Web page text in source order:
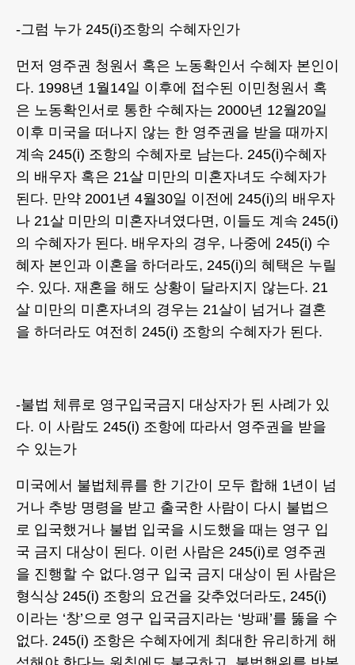
-그럼 누가 245(i)조항의 수혜자인가
먼저 영주권 청원서 혹은 노동확인서 수혜자 본인이
다. 1998년 1월14일 이후에 접수된 이민청원서 혹
은 노동확인서로 통한 수혜자는 2000년 12월20일
이후 미국을 떠나지 않는 한 영주권을 받을 때까지
계속 245(i) 조항의 수혜자로 남는다. 245(i)수혜자
의 배우자 혹은 21살 미만의 미혼자녀도 수혜자가
된다. 만약 2001년 4월30일 이전에 245(i)의 배우자
나 21살 미만의 미혼자녀였다면, 이들도 계속 245(i)
의 수혜자가 된다. 배우자의 경우, 나중에 245(i) 수
혜자 본인과 이혼을 하더라도, 245(i)의 혜택은 누릴
수. 있다. 재혼을 해도 상황이 달라지지 않는다. 21
살 미만의 미혼자녀의 경우는 21살이 넘거나 결혼
을 하더라도 여전히 245(i) 조항의 수혜자가 된다.
-불법 체류로 영구입국금지 대상자가 된 사례가 있
다. 이 사람도 245(i) 조항에 따라서 영주권을 받을
수 있는가
미국에서 불법체류를 한 기간이 모두 합해 1년이 넘
거나 추방 명령을 받고 출국한 사람이 다시 불법으
로 입국했거나 불법 입국을 시도했을 때는 영구 입
국 금지 대상이 된다. 이런 사람은 245(i)로 영주권
을 진행할 수 없다.영구 입국 금지 대상이 된 사람은
형식상 245(i) 조항의 요건을 갖추었더라도, 245(i)
이라는 ‘창’으로 영구 입국금지라는 ‘방패’를 뚫을 수
없다. 245(i) 조항은 수혜자에게 최대한 유리하게 해